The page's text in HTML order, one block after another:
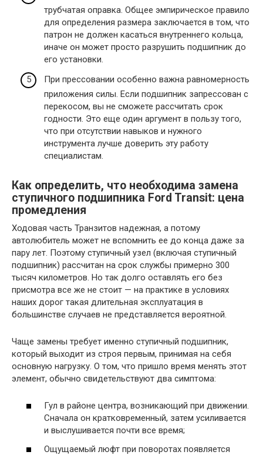
трубчатая оправка. Общее эмпирическое правило
для определения размера заключается в том, что
патрон не должен касаться внутреннего кольца,
иначе он может просто разрушить подшипник до
его установки.
При прессовании особенно важна равномерность
приложения силы. Если подшипник запрессован с
перекосом, вы не сможете рассчитать срок
годности. Это еще один аргумент в пользу того,
что при отсутствии навыков и нужного
инструмента лучше доверить эту работу
специалистам.
Как определить, что необходима замена
ступичного подшипника Ford Transit: цена
промедления
Ходовая часть Транзитов надежная, а потому
автолюбитель может не вспомнить ее до конца даже за
пару лет. Поэтому ступичный узел (включая ступичный
подшипник) рассчитан на срок службы примерно 300
тысяч километров. Но так долго оставлять его без
присмотра все же не стоит — на практике в условиях
наших дорог такая длительная эксплуатация в
большинстве случаев не представляется вероятной.
Чаще замены требует именно ступичный подшипник,
который выходит из строя первым, принимая на себя
основную нагрузку. О том, что пришло время менять этот
элемент, обычно свидетельствуют два симптома:
Гул в районе центра, возникающий при движении.
Сначала он кратковременный, затем усиливается
и выслушивается почти все время;
Ощущаемый люфт при поворотах появляется